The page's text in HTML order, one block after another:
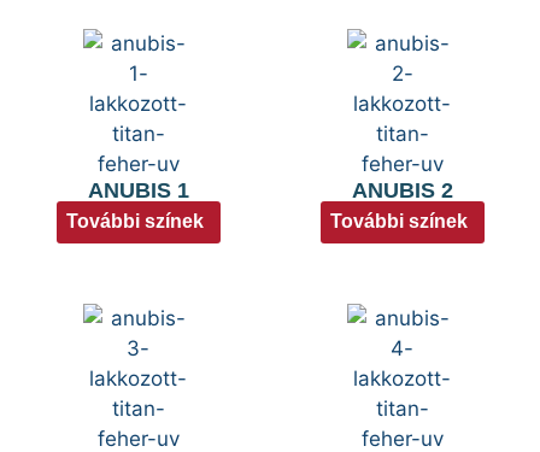
ANUBIS 1
További színek
ANUBIS 2
További színek